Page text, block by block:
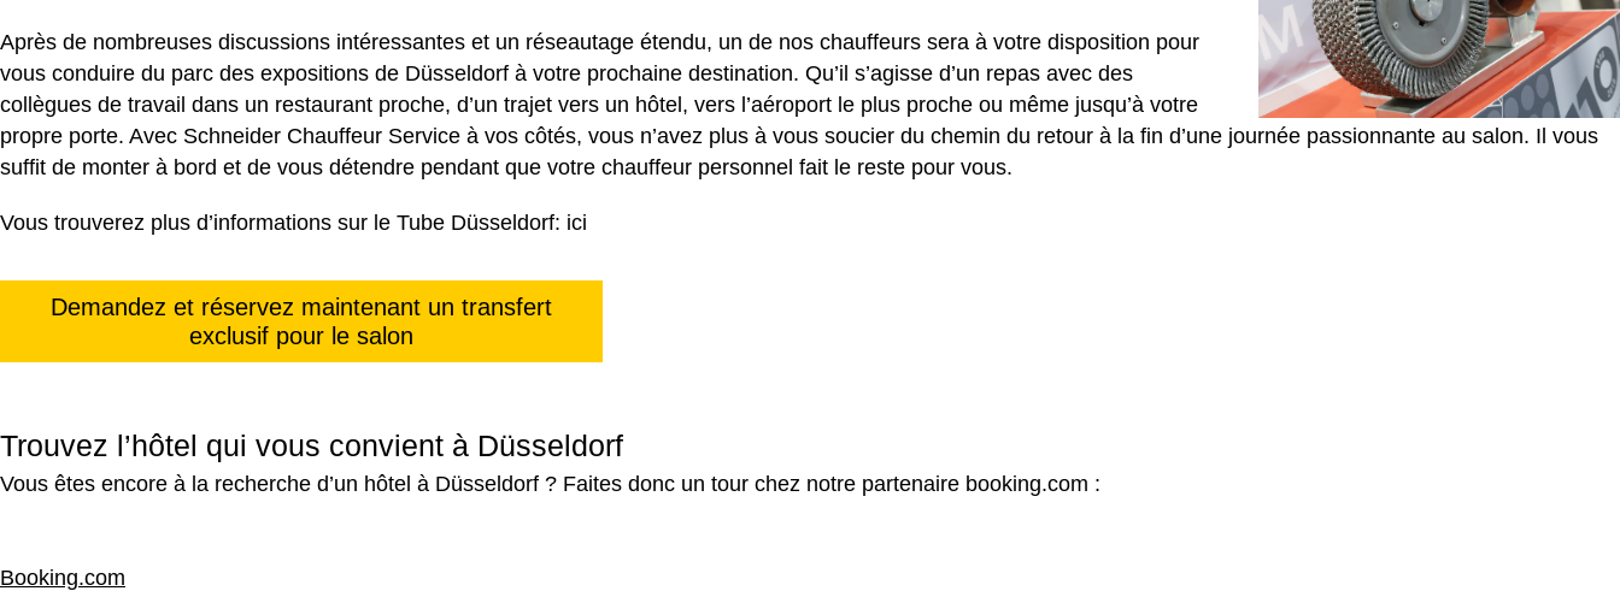
Après de nombreuses discussions intéressantes et un réseautage étendu, un de nos chauffeurs sera à votre disposition pour
vous conduire du parc des expositions de Düsseldorf à votre prochaine destination. Qu’il s’agisse d’un repas avec des
collègues de travail dans un restaurant proche, d’un trajet vers un hôtel, vers l’aéroport le plus proche ou même jusqu’à votre
propre porte. Avec Schneider Chauffeur Service à vos côtés, vous n’avez plus à vous soucier du chemin du retour à la fin d’une journée passionnante au salon. Il vous
suffit de monter à bord et de vous détendre pendant que votre chauffeur personnel fait le reste pour vous.
Vous trouverez plus d’informations sur le Tube Düsseldorf: ici
Demandez et réservez maintenant un transfert
exclusif pour le salon
Trouvez l’hôtel qui vous convient à Düsseldorf
Vous êtes encore à la recherche d’un hôtel à Düsseldorf ? Faites donc un tour chez notre partenaire booking.com :
Booking.com